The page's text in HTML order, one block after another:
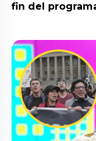
fin del